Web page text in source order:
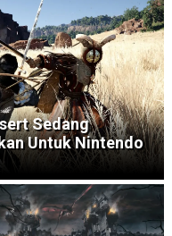
Sedang
Untuk Nintendo